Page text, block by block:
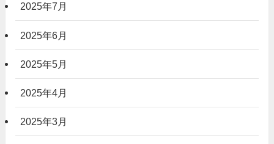
2025年7月
2025年6月
2025年5月
2025年4月
2025年3月